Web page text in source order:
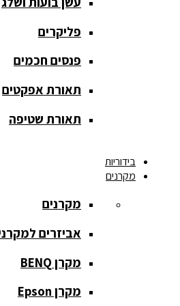
מסך הקרנה
roll up
מסך הקרנה
חצובה
ידני
מסך הקרנה
מסך הקרנה
קבוע
פליקרים
פנסים חכמים
תאורת אפקטים
תאורת שטיפה
בידוריות
מקרנים
מקרנים
אביזרים
מקרן BENQ
מקרן Epson